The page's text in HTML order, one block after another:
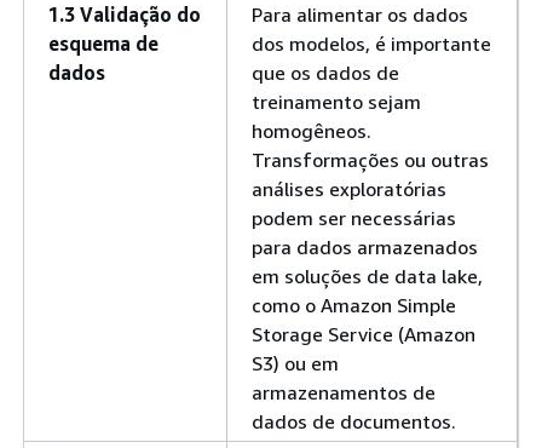
1.3 Validação do
esquema de
dados
Para alimentar os dados
dos modelos, é importante
que os dados de
treinamento sejam
homogêneos.
Transformações ou outras
análises exploratórias
podem ser necessárias
para dados armazenados
em soluções de data lake,
como o Amazon Simple
Storage Service (Amazon
S3) ou em
armazenamentos de
dados de documentos.